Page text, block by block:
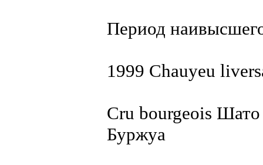
Период
1999 Chauyeu
Cru bourgeois
Буржуа